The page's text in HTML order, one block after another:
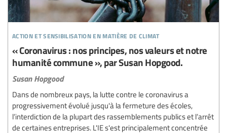
action et sensibilisation en matière de climat
« Coronavirus : nos principes, nos valeurs et notre
humanité commune », par Susan Hopgood.
Susan Hopgood
Dans de nombreux pays, la lutte contre le coronavirus a
progressivement évolué jusqu'à la fermeture des écoles,
l’interdiction de la plupart des rassemblements publics et l’arrêt
de certaines entreprises. L'IE s'est principalement concentrée